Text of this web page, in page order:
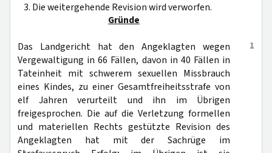
3. Die weitergehende Revision wird verworfen.
Gründe
1
Das Landgericht hat den Angeklagten wegen
Vergewaltigung in 66 Fällen, davon in 40 Fällen in
Tateinheit mit schwerem sexuellen Missbrauch
eines Kindes, zu einer Gesamtfreiheitsstrafe von
elf Jahren verurteilt und ihn im Übrigen
freigesprochen. Die auf die Verletzung formellen
und materiellen Rechts gestützte Revision des
Angeklagten hat mit der Sachrüge im